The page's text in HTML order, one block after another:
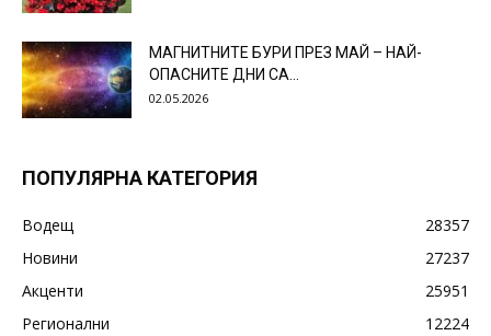
МАГНИТНИТЕ БУРИ ПРЕЗ МАЙ – НАЙ-
ОПАСНИТЕ ДНИ СА…
02.05.2026
ПОПУЛЯРНА КАТЕГОРИЯ
Водещ
28357
Новини
27237
Акценти
25951
Регионални
12224